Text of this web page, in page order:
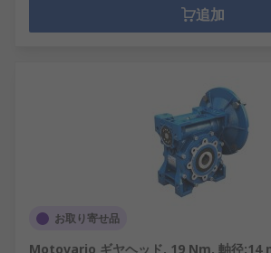
追加
お取り寄せ品
Motovario ギヤヘッド, 19 Nm, 軸径:14